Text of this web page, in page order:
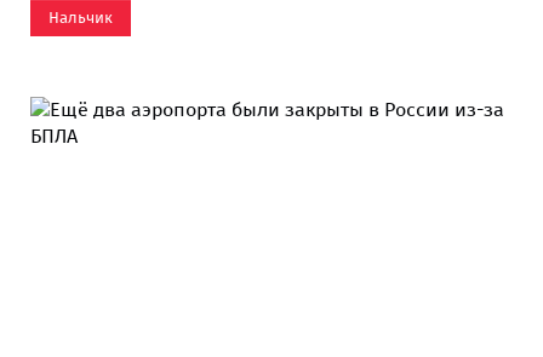
Нальчик